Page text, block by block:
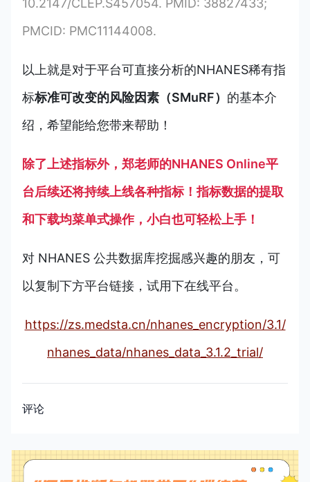
10.2147/CLEP.S457054. PMID: 38827433;
PMCID: PMC11144008.
以上就是对于平台可直接分析的NHANES稀有指
标标准可改变的风险因素（SMuRF） 的基本介
绍，希望能给您带来帮助！
除了上述指标外，郑老师的NHANES Online平
台后续还将持续上线各种指标！指标数据的提取
和下载均菜单式操作，小白也可轻松上手！
对 NHANES 公共数据库挖掘感兴趣的朋友，可
以复制下方平台链接，试用下在线平台。
https://zs.medsta.cn/nhanes_encryption/3.1/
nhanes_data/nhanes_data_3.1.2_trial/
评论